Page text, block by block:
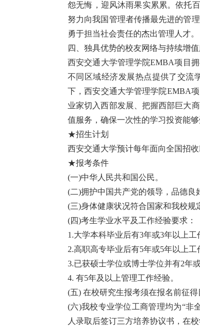
怨无悔，迎风沐雨果实累累。依托
努力向我国管理者传播最先进的管
勇于担当社会责任的杰出管理人才。
四、独具优势的校友网络与持续增
西安交通大学管理学院EMBA项目
不同区域经济发展热点提供了交流
下，西安交通大学管理学院EMBA
业家切入西部发展、把握西部巨大
值服务，确保一次性的学习投资能够
★招生计划
西安交通大学预计每年面向全国招收
★报考条件
(一)中华人民共和国公民。
(二)拥护中国共产党的领导，品德良
(三)身体健康状况符合国家和我校规
(四)考生学业水平及工作经验要求：
1.大学本科毕业后有3年或3年以上
2.高职高专毕业后有5年或5年以上
3.已获硕士学位或博士学位并有2年
4. 有5年及以上管理工作经验。
(五) 在校研究生报考须在报名前征
(六)我校专业学位工商管理均为“非
人录取后签订三方培养协议书，在